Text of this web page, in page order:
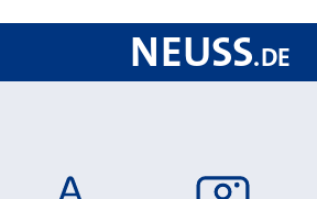
NEUSS.DE